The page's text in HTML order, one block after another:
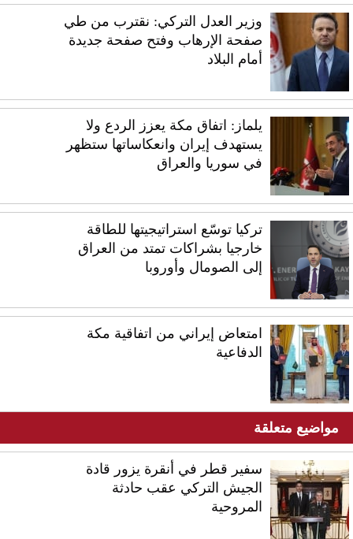
وزير العدل التركي: نقترب من طي
صفحة الإرهاب وفتح صفحة جديدة
أمام البلاد
يلماز: اتفاق مكة يعزز الردع ولا
يستهدف إيران وانعكاساتها ستظهر
في سوريا والعراق
تركيا توسّع استراتيجيتها للطاقة
خارجيا بشراكات تمتد من العراق
إلى الصومال وأوروبا
امتعاض إيراني من اتفاقية مكة
الدفاعية
مواضيع متعلقة
سفير قطر في أنقرة يزور قادة
الجيش التركي عقب حادثة
المروحية